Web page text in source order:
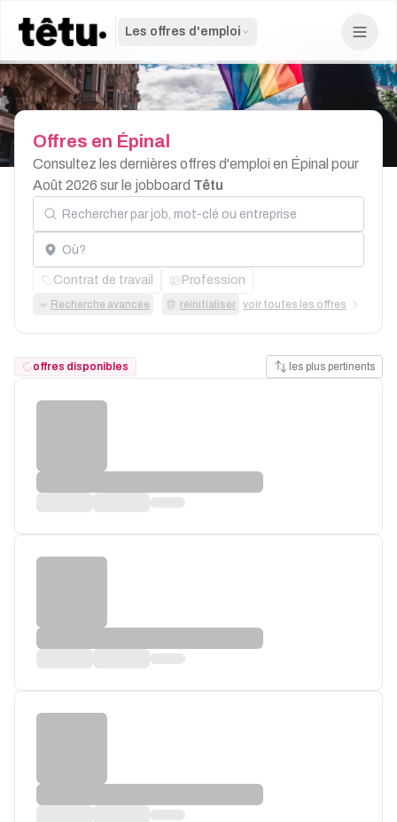
Les offres d'emploi
Offres en Épinal
Consultez les dernières offres d'emploi en Épinal pour
Août 2026 sur le jobboard Têtu
Rechercher par job, mot-clé ou entreprise
Localisation
Contrat de travail Profession
Recherche avancée réinitialiser voir toutes les offres
offres disponibles les plus pertinents